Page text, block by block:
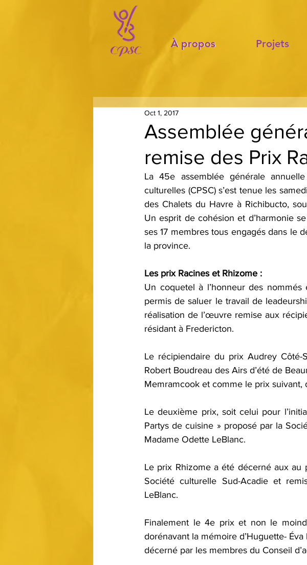
À propos Projets
À propos Projets
Assemblée
remise des Prix
Oct 1, 2017
La 45e assemblée générale
culturelles (CPSC) s’est tenue les
des Chalets du Havre à Richibucto,
Un esprit de cohésion et d’harmonie
ses 17 membres tous engagés dans le
la province.
Les prix Racines et Rhizome :
Un coquetel à l’honneur des
permis de saluer le travail de
réalisation de l’œuvre remise aux
résidant à Fredericton.
Le récipiendaire du prix Audrey Côté-
Robert Boudreau des Airs d’été de
Memramcook et comme le prix suivant,
Le deuxième prix, soit celui pour
Partys de cuisine » proposé par la
Madame Odette LeBlanc.
Le prix Rhizome a été décerné aux
Société culturelle Sud-Acadie et
LeBlanc.
Finalement le 4e prix et non le
dorénavant la mémoire d’Huguette-
décerné par les membres du Conseil